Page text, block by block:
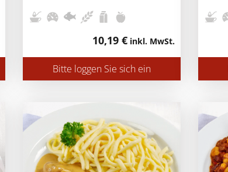
10,19 € inkl. MwSt.
Bitte loggen Sie sich ein